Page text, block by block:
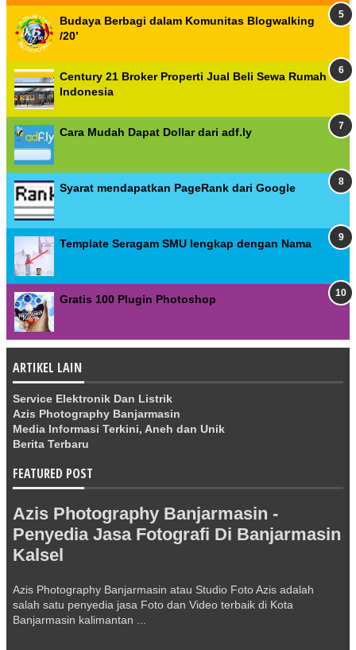
Budaya Berbagi dalam Komunitas Blogwalking
/20’
Century 21 Broker Properti Jual Beli Sewa Rumah
Indonesia
Cara Mudah Dapat Dollar dari adf.ly
Syarat mendapatkan PageRank dari Google
Template Seragam SMU lengkap dengan Nama
Gratis 100 Plugin Photoshop
ARTIKEL LAIN
Service Elektronik Dan Listrik
Azis Photography Banjarmasin
Media Informasi Terkini, Aneh dan Unik
Berita Terbaru
FEATURED POST
Azis Photography Banjarmasin -
Penyedia Jasa Fotografi Di Banjarmasin
Kalsel
Azis Photography Banjarmasin atau Studio Foto Azis adalah
salah satu penyedia jasa Foto dan Video terbaik di Kota
Banjarmasin kalimantan ...